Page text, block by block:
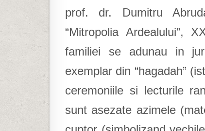
prof. dr. Dumitru
“Mitropolia Ardealului”,
familiei se adunau in
exemplar din “hagadah”
ceremoniile si lecturile
sunt asezate azimele